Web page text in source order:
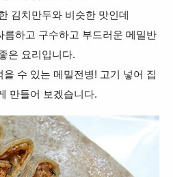
김치만두와 비슷한 맛인데
름하고 구수하고 부드러운 메밀반
은 요리입니다.
수 있는 메밀전병! 고기 넣어 집
만들어 보겠습니다.